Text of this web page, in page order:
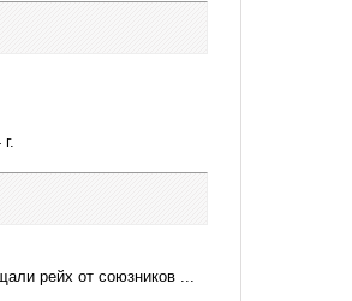
рейх от союзников ...